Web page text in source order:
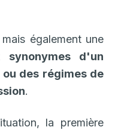
également une
synonymes d'un
des régimes de
.
la première